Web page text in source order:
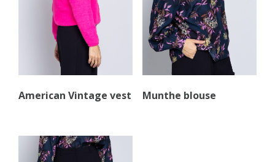
American Vintage vest Munthe blouse